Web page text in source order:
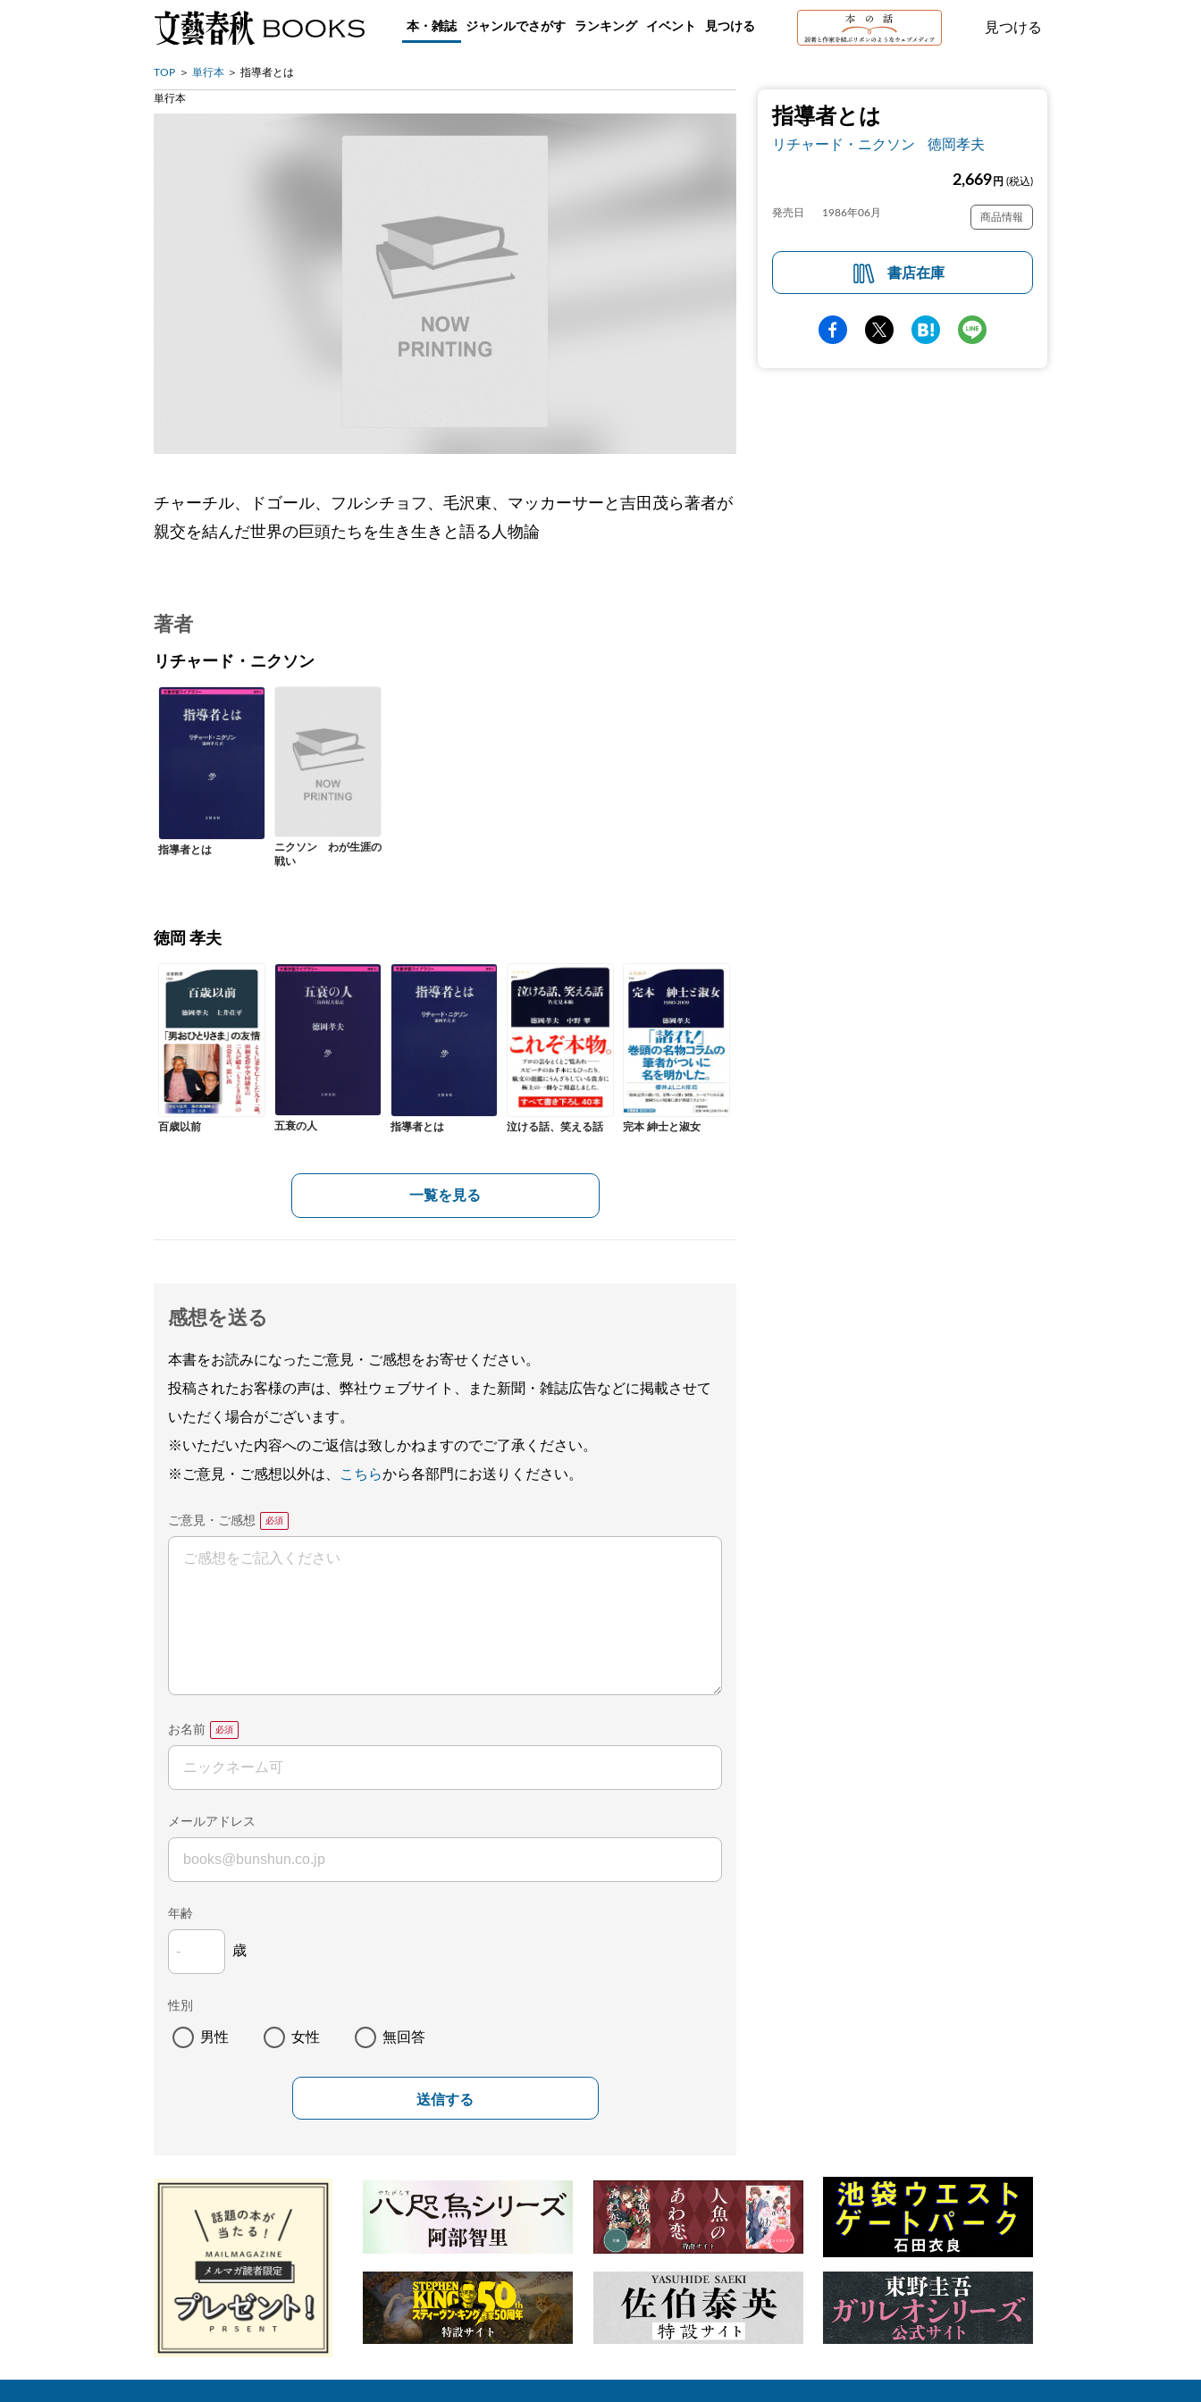
本・雑誌 ジャンルでさがす ランキング イベント 見つける 見つける
TOP 単行本 指導者とは
指導者とは
リチャード・ニクソン 徳岡孝夫
2,669 円 (税込)
発売日 1986年06月 商品情報
書店在庫
単行本
チャーチル、ドゴール、フルシチョフ、毛沢東、マッカーサーと吉田茂ら著者が
親交を結んだ世界の巨頭たちを生き生きと語る人物論
著者
リチャード・ニクソン
指導者とは
ニクソン わが生涯の
戦い
徳岡 孝夫
百歳以前 五衰の人 指導者とは 泣ける話、笑える話 完本 紳士と淑女
一覧を見る
感想を送る
本書をお読みになったご意見・ご感想をお寄せください。
投稿されたお客様の声は、弊社ウェブサイト、また新聞・雑誌広告などに掲載させて
いただく場合がございます。
※いただいた内容へのご返信は致しかねますのでご了承ください。
※ご意見・ご感想以外は、
こちらから各部門にお送りください。
ご意見・ご感想
お名前
メールアドレス
年齢
歳
性別
男性 女性 無回答
送信する